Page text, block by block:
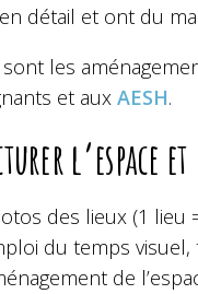
détail et ont du
les
et aux AESH.
l’espace
des lieux (1 lieu
du temps visuel,
de